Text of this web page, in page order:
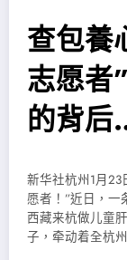
查包養
志愿者
的背
新华社杭州1月
愿者！”近日，一
西藏来杭做儿童
子，牵动着全杭